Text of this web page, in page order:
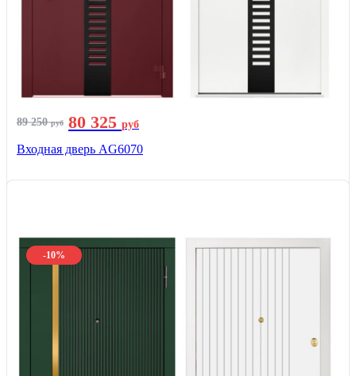
89 250руб 80 325 руб
Входная дверь AG6070
-10%